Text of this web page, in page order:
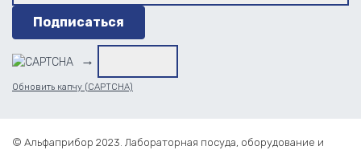
→
Обновить капчу (CAPTCHA)
© Альфаприбор 2023. Лабораторная посуда, оборудование и